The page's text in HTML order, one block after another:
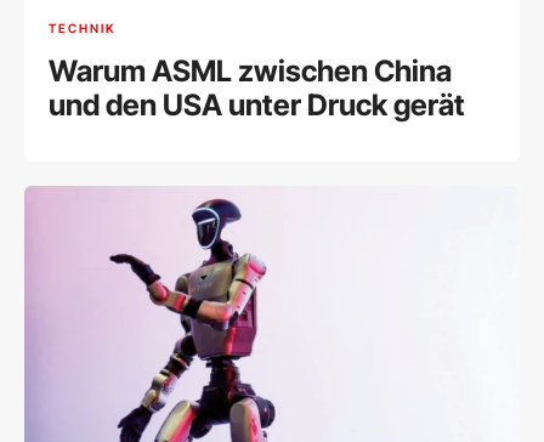
TECHNIK
Warum ASML zwischen China
und den USA unter Druck gerät